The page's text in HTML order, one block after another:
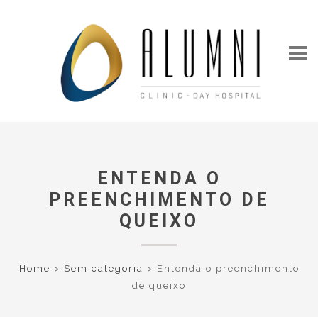
ENTENDA O
PREENCHIMENTO DE
QUEIXO
Home > Sem categoria > Entenda o preenchimento
de queixo